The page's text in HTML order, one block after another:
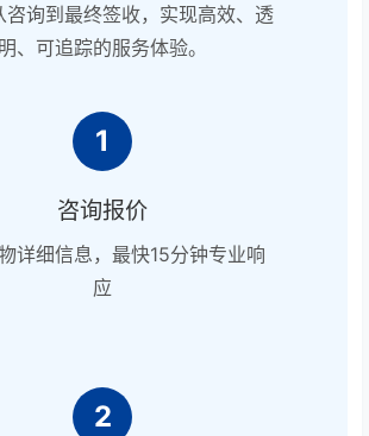
咨询到最终签收，实现高效、透
明、可追踪的服务体验。
1
咨询报价
详细信息，最快15分钟专业响
应
2